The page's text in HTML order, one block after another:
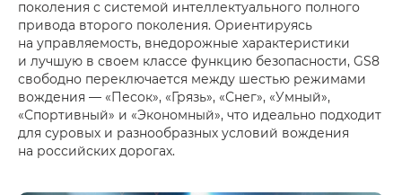
поколения с системой интеллектуального полного
привода второго поколения. Ориентируясь
на управляемость, внедорожные характеристики
и лучшую в своем классе функцию безопасности, GS8
свободно переключается между шестью режимами
вождения — «Песок», «Грязь», «Снег», «Умный»,
«Спортивный» и «Экономный», что идеально подходит
для суровых и разнообразных условий вождения
на российских дорогах.